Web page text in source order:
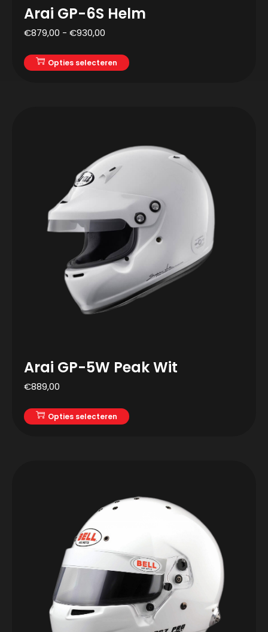
Arai GP-6S Helm
€879,00 - €930,00
Opties selecteren
Arai GP-5W Peak Wit
€889,00
Opties selecteren